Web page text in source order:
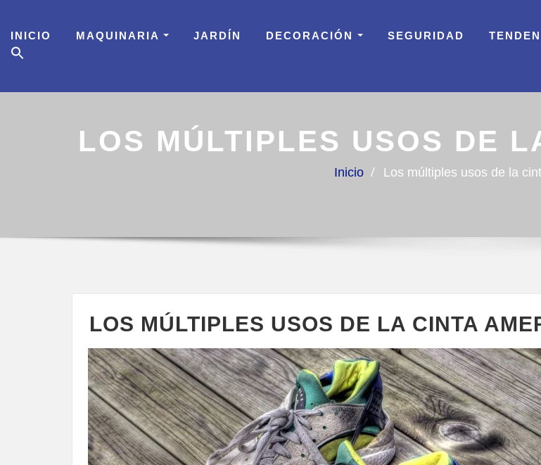
content
INICIO MAQUINARIA JARDÍN DECORACIÓN SEGURIDAD
LOS MÚLTIPLES USOS DE
Inicio Los múltiples usos de la
LOS MÚLTIPLES USOS DE LA CINTA